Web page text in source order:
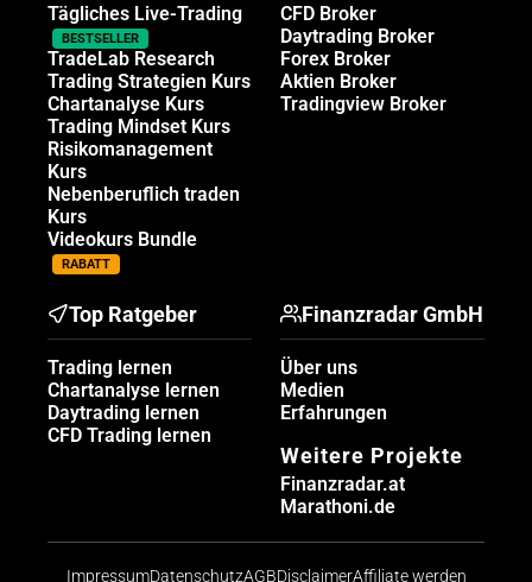
Tägliches Live-Trading
BESTSELLER
TradeLab Research
Trading Strategien Kurs
Chartanalyse Kurs
Trading Mindset Kurs
Risikomanagement
Kurs
Nebenberuflich traden
Kurs
Videokurs Bundle
RABATT
CFD Broker
Daytrading Broker
Forex Broker
Aktien Broker
Tradingview Broker
Top Ratgeber
Trading lernen
Chartanalyse lernen
Daytrading lernen
CFD Trading lernen
Finanzradar GmbH
Über uns
Medien
Erfahrungen
Weitere Projekte
Finanzradar.at
Marathoni.de
ImpressumDatenschutzAGBDisclaimerAffiliate werden